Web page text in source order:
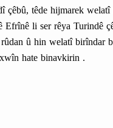
çêbû, têde hijmarek
li ser rêya Turindê
û hin welatî birîndar
hate binavkirin .